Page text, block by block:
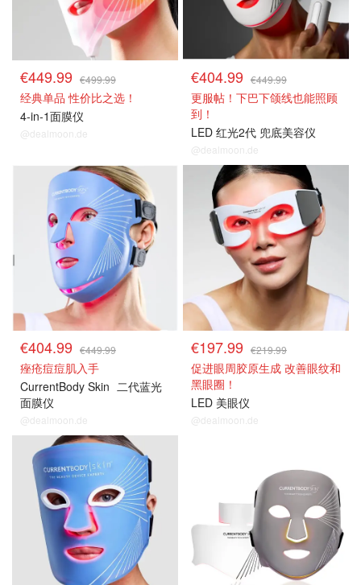
€449.99 €499.99
经典单品 性价比之选！
4-in-1面膜仪
@dealmoon.de
€404.99 €449.99
更服帖！下巴下颌线也能照顾
到！
LED 红光2代 兜底美容仪
@dealmoon.de
€404.99 €449.99
痤疮痘痘肌入手
CurrentBody Skin 二代蓝光
面膜仪
@dealmoon.de
€197.99 €219.99
促进眼周胶原生成 改善眼纹和
黑眼圈！
LED 美眼仪
@dealmoon.de